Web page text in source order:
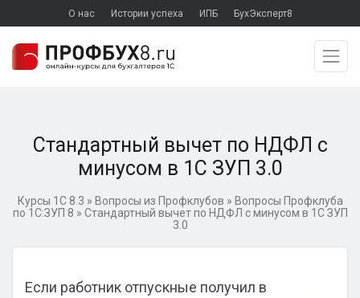
О нас Истории успеха ИПБ БухЭксперт8
Стандартный вычет по НДФЛ с
минусом в 1С ЗУП 3.0
Курсы 1С 8.3 » Вопросы из Профклубов » Вопросы Профклуба
по 1С:ЗУП 8 » Стандартный вычет по НДФЛ с минусом в 1С ЗУП
3.0
Если работник отпускные получил в